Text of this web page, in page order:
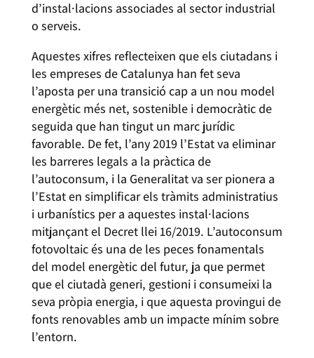
d’instal·lacions associades al sector industrial
o serveis.
Aquestes xifres reflecteixen que els ciutadans i
les empreses de Catalunya han fet seva
l’aposta per una transició cap a un nou model
energètic més net, sostenible i democràtic de
seguida que han tingut un marc jurídic
favorable. De fet, l’any 2019 l’Estat va eliminar
les barreres legals a la pràctica de
l’autoconsum, i la Generalitat va ser pionera a
l’Estat en simplificar els tràmits administratius
i urbanístics per a aquestes instal·lacions
mitjançant el Decret llei 16/2019. L’autoconsum
fotovoltaic és una de les peces fonamentals
del model energètic del futur, ja que permet
que el ciutadà generi, gestioni i consumeixi la
seva pròpia energia, i que aquesta provingui de
fonts renovables amb un impacte mínim sobre
l’entorn.